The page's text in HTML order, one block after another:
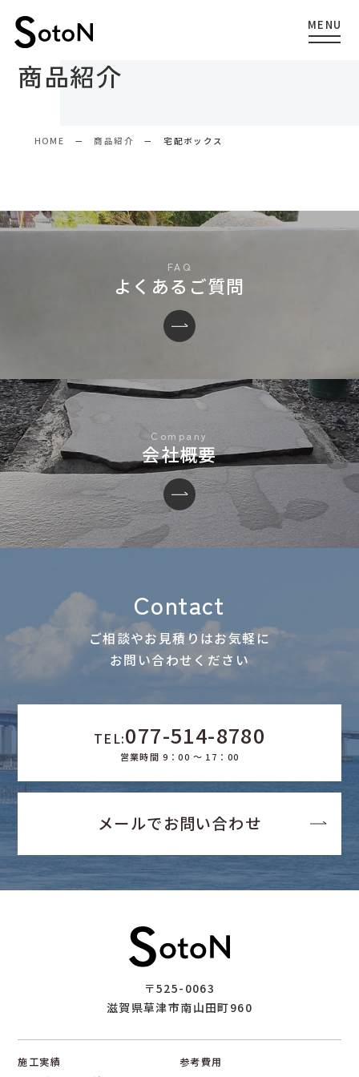
商品紹介
HOME 商品紹介 宅配ボックス
よくあるご質問
会社概要
Contact
ご相談やお見積りはお気軽に
お問い合わせください
TEL:077-514-8780
営業時間 9：00 ～ 17：00
メールでお問い合わせ
〒525-0063
滋賀県草津市南山田町960
施工実績
参考費用